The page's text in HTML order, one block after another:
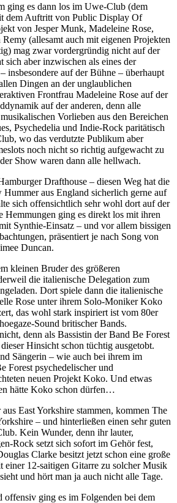
ging es dann los im Uwe-Club (dem
dem Auftritt von Public Display Of
von Jesper Munk, Madeleine Rose,
(allesamt auch mit eigenen Projekten
mag zwar vordergründig nicht auf der
sich aber inzwischen als eines der
insbesondere auf der Bühne – überhaupt
Dingen an der unglaublichen
Frontfrau Madeleine Rose auf der
auf der anderen, denn alle
Vorlieben aus den Bereichen
Psychedelia und Indie-Rock paritätisch
wo das verdutzte Publikum aber
noch nicht so richtig aufgewacht zu
Show waren dann alle hellwach.
Drafthouse – diesen Weg hat die
aus England sicherlich gerne auf
sich offensichtlich sehr wohl dort auf der
Hemmungen ging es direkt los mit ihren
Synthie-Einsatz – und vor allem bissigen
präsentiert je nach Song von
Duncan.
kleinen Bruder des größeren
die italienische Delegation zum
Dort spiele dann die italienische
Rose unter ihrem Solo-Moniker Koko
das wohl stark inspiriert ist vom 80er
Sound britischer Bands.
denn als Bassistin der Band Be Forest
Hinsicht schon tüchtig ausgetobt.
Sängerin – wie auch bei ihrem im
Forest psychedelischer und
neuen Projekt Koko. Und etwas
hätte Koko schon dürfen…
East Yorkshire stammen, kommen The
– und hinterließen einen sehr guten
Kein Wunder, denn ihr lauter,
Rock setzt sich sofort im Gehör fest,
Clarke besitzt jetzt schon eine große
einer 12-saitigen Gitarre zu solcher Musik
und hört man ja auch nicht alle Tage.
offensiv ging es im Folgenden bei dem